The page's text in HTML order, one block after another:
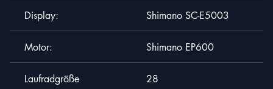
Display: Shimano SC-E5003
Motor: Shimano EP600
Laufradgröße 28